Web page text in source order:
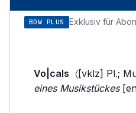
BDW PLUS Exklusiv für
Vo|cals 〈[vklz] Pl.;
eines Musikstückes